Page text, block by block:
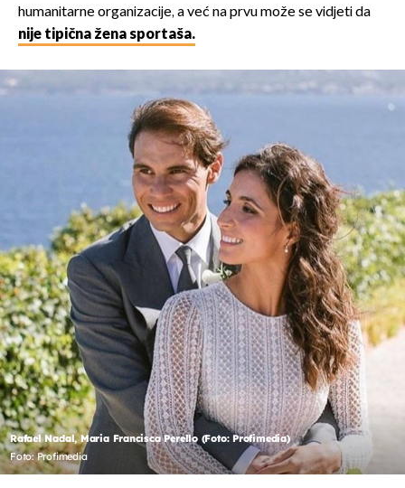
humanitarne organizacije, a već na prvu može se vidjeti da
nije tipična žena sportaša.
Rafael Nadal, Maria Francisca Perello (Foto: Profimedia)
Foto: Profimedia